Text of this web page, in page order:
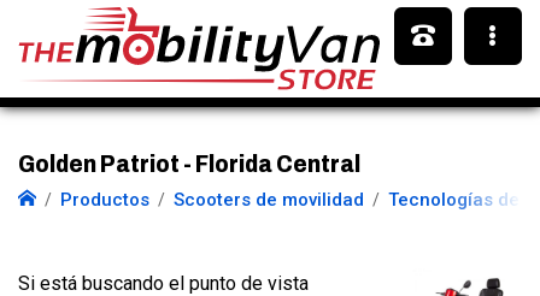
Golden Patriot - Florida Central
Productos Scooters de movilidad Tecnologías de
Si está buscando el punto de vista